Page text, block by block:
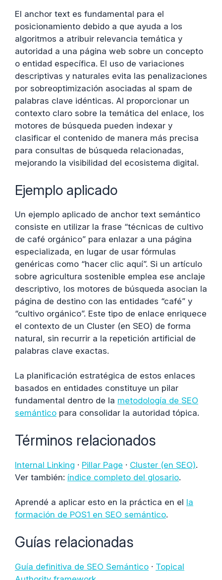
El anchor text es fundamental para el
posicionamiento debido a que ayuda a los
algoritmos a atribuir relevancia temática y
autoridad a una página web sobre un concepto
o entidad específica. El uso de variaciones
descriptivas y naturales evita las penalizaciones
por sobreoptimización asociadas al spam de
palabras clave idénticas. Al proporcionar un
contexto claro sobre la temática del enlace, los
motores de búsqueda pueden indexar y
clasificar el contenido de manera más precisa
para consultas de búsqueda relacionadas,
mejorando la visibilidad del ecosistema digital.
Ejemplo aplicado
Un ejemplo aplicado de anchor text semántico
consiste en utilizar la frase “técnicas de cultivo
de café orgánico” para enlazar a una página
especializada, en lugar de usar fórmulas
genéricas como “hacer clic aquí”. Si un artículo
sobre agricultura sostenible emplea ese anclaje
descriptivo, los motores de búsqueda asocian la
página de destino con las entidades “café” y
“cultivo orgánico”. Este tipo de enlace enriquece
el contexto de un Cluster (en SEO) de forma
natural, sin recurrir a la repetición artificial de
palabras clave exactas.
La planificación estratégica de estos enlaces
basados en entidades constituye un pilar
fundamental dentro de la metodología de SEO
semántico para consolidar la autoridad tópica.
Términos relacionados
Internal Linking · Pillar Page · Cluster (en SEO).
Ver también: índice completo del glosario.
Aprendé a aplicar esto en la práctica en el la
formación de POS1 en SEO semántico.
Guías relacionadas
Guía definitiva de SEO Semántico · Topical